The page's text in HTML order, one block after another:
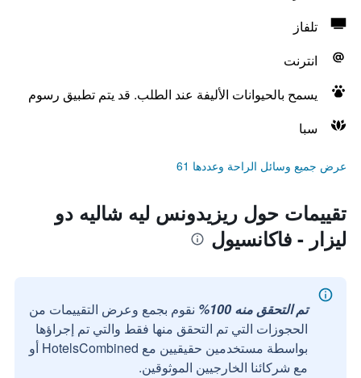
تلفاز
انترنت
يسمح بالحيوانات الأليفة عند الطلب. قد يتم تطبيق رسوم
سبا
عرض جميع وسائل الراحة وعددها 61
تقييمات حول ريزيدونس ليه شاليه دو
ليزار - فاكانسيول
تم التحقق منه 100%
نقوم بجمع وعرض التقييمات من
الحجوزات التي تم التحقق منها فقط والتي تم إجراؤها
بواسطة مستخدمين حقيقيين مع HotelsCombined أو
مع شركائنا الخارجيين الموثوقين.